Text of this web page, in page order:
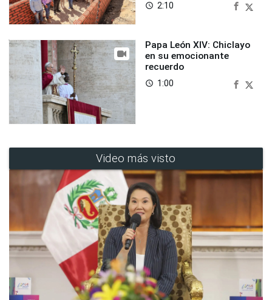
access_time 2:10
Papa León XIV: Chiclayo
en su emocionante
recuerdo
access_time 1:00
Video más visto